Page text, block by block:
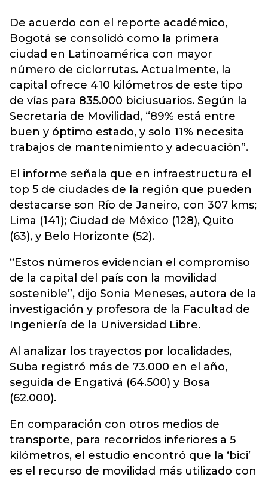
De acuerdo con el reporte académico,
Bogotá se consolidó como la primera
ciudad en Latinoamérica con mayor
número de ciclorrutas. Actualmente, la
capital ofrece 410 kilómetros de este tipo
de vías para 835.000 biciusuarios. Según la
Secretaria de Movilidad, “89% está entre
buen y óptimo estado, y solo 11% necesita
trabajos de mantenimiento y adecuación”.
El informe señala que en infraestructura el
top 5 de ciudades de la región que pueden
destacarse son Río de Janeiro, con 307 kms;
Lima (141); Ciudad de México (128), Quito
(63), y Belo Horizonte (52).
“Estos números evidencian el compromiso
de la capital del país con la movilidad
sostenible”, dijo Sonia Meneses, autora de la
investigación y profesora de la Facultad de
Ingeniería de la Universidad Libre.
Al analizar los trayectos por localidades,
Suba registró más de 73.000 en el año,
seguida de Engativá (64.500) y Bosa
(62.000).
En comparación con otros medios de
transporte, para recorridos inferiores a 5
kilómetros, el estudio encontró que la ‘bici’
es el recurso de movilidad más utilizado con